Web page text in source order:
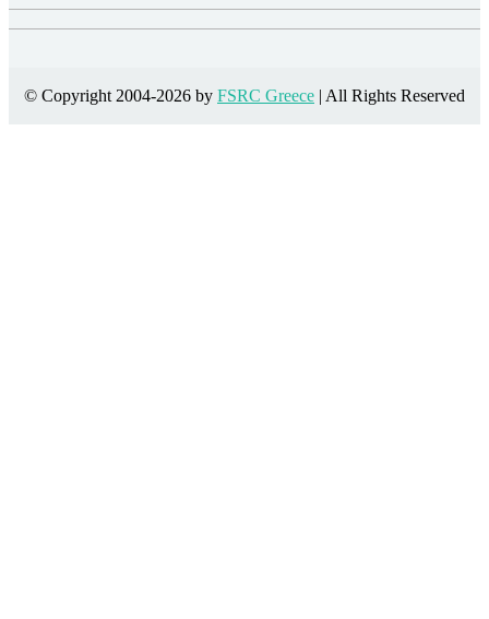
© Copyright 2004-2026 by FSRC Greece | All Rights Reserved